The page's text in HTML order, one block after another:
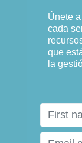
Únete
cada
que
la